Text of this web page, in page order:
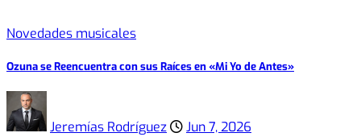
Novedades musicales
Ozuna se Reencuentra con sus Raíces en «Mi Yo de Antes»
Jeremías Rodríguez Jun 7, 2026